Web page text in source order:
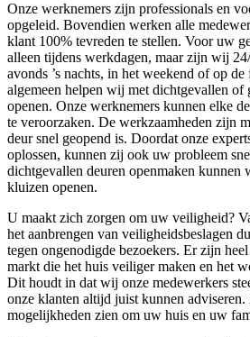
Onze werknemers zijn professionals en
opgeleid. Bovendien werken alle
klant 100% tevreden te stellen. Voor uw
alleen tijdens werkdagen, maar zijn wij
avonds ’s nachts, in het weekend of op
algemeen helpen wij met dichtgevallen of
openen. Onze werknemers kunnen elke
te veroorzaken. De werkzaamheden zijn
deur snel geopend is. Doordat onze
oplossen, kunnen zij ook uw probleem
dichtgevallen deuren openmaken kunnen
kluizen openen.
U maakt zich zorgen om uw veiligheid?
het aanbrengen van veiligheidsbeslagen
tegen ongenodigde bezoekers. Er zijn
markt die het huis veiliger maken en het
Dit houdt in dat wij onze medewerkers
onze klanten altijd juist kunnen adviseren.
mogelijkheden zien om uw huis en uw